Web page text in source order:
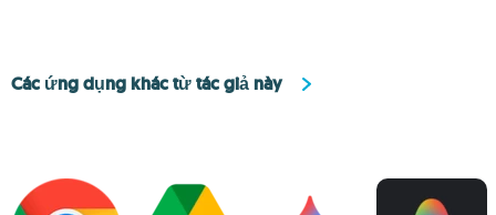
Các ứng dụng khác từ tác giả này